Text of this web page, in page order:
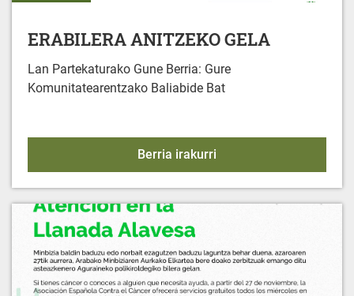
ERABILERA ANITZEKO GELA
Lan Partekaturako Gune Berria: Gure
Komunitatearentzako Baliabide Bat
Berria irakurri